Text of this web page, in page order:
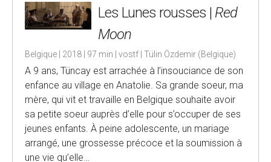
Les Lunes rousses | Red
Moon
Belgique | 2018 | 97 min | vostf | Tülin Özdemir (Belgique)
A 9 ans, Tüncay est arrachée à l’insouciance de son
enfance au village en Anatolie. Sa grande soeur, ma
mère, qui vit et travaille en Belgique souhaite avoir
sa petite soeur auprès d’elle pour s’occuper de ses
jeunes enfants. À peine adolescente, un mariage
arrangé, une grossesse précoce et la soumission à
une vie qu’elle…